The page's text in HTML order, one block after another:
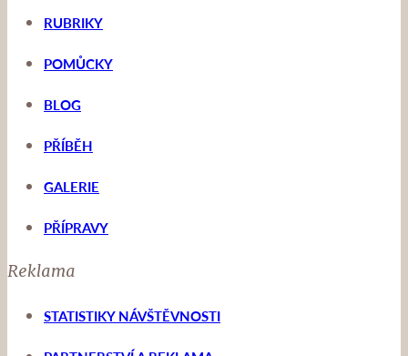
RUBRIKY
POMŮCKY
BLOG
PŘÍBĚH
GALERIE
PŘÍPRAVY
Reklama
STATISTIKY NÁVŠTĚVNOSTI